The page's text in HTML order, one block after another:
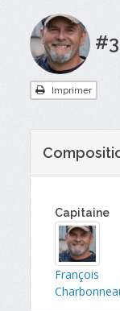
Imprimer
Capitaine
François